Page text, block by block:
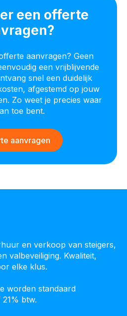
een offerte
aanvragen? Geen
een vrijblijvende
snel een duidelijk
afgestemd op jouw
Zo weet je precies waar
toe bent.
aanvragen
en verkoop van steigers,
valbeveiliging. Kwaliteit,
elke klus.
worden standaard
btw.